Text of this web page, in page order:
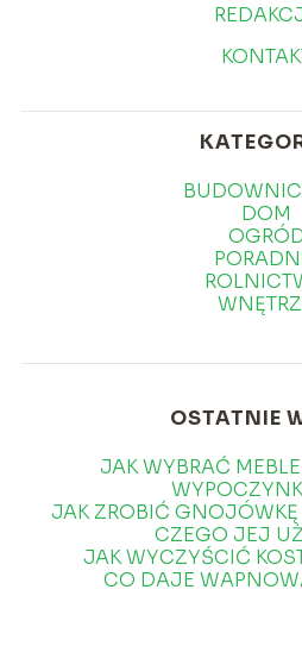
DOM
OSTATNIE
JAK WYBRAĆ
JAK ZROBIĆ GNOJÓWKĘ
CZEGO JEJ
JAK WYCZYŚCIĆ
CO DAJE